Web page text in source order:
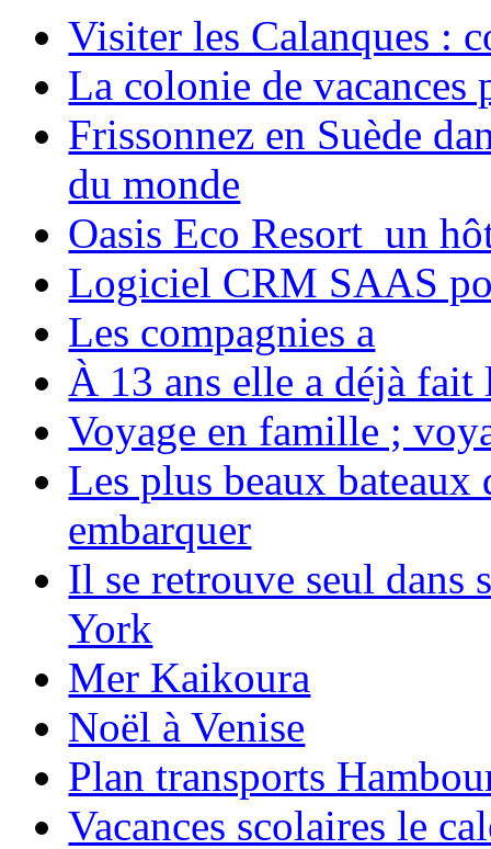
Visiter les Calanques :
La colonie de vacances
Frissonnez en Suède
du monde
Oasis Eco Resort un
Logiciel CRM SAAS
Les compagnies a
À 13 ans elle a déjà
Voyage en famille ;
Les plus beaux bateaux
embarquer
Il se retrouve seul dans
York
Mer Kaikoura
Noël à Venise
Plan transports
Vacances scolaires le